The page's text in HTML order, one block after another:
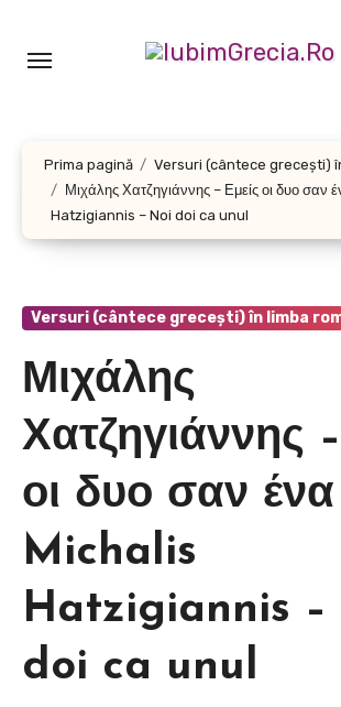
conținut
Prima pagină
Versuri (cântece grecești)
Μιχάλης Χατζηγιάννης – Εμείς οι δυο σαν
Hatzigiannis – Noi doi ca unul
Versuri (cântece grecești) în limba
Μιχάλης
Χατζηγιάννης
οι δυο σαν ένα |
Michalis
Hatzigiannis –
doi ca unul